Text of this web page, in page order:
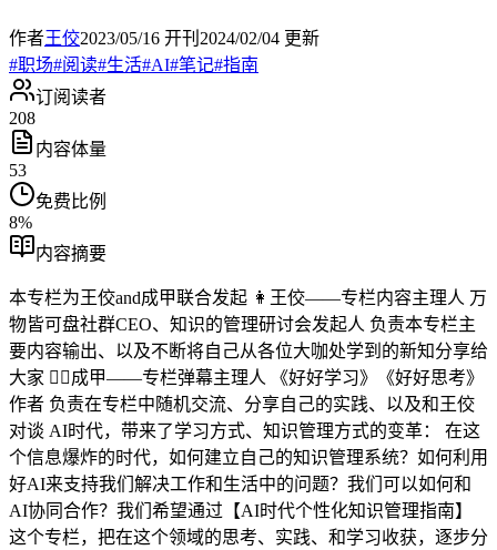
作者王佼2023/05/16 开刊 2024/02/04 更新
#职场#阅读#生活#AI#笔记#指南
订阅读者
208
内容体量
53
免费比例
8%
内容摘要
本专栏为王佼and成甲联合发起 👩王佼——专栏内容主理人 万
物皆可盘社群CEO、知识的管理研讨会发起人 负责本专栏主
要内容输出、以及不断将自己从各位大咖处学到的新知分享给
大家 👱‍♂️成甲——专栏弹幕主理人 《好好学习》《好好思考》
作者 负责在专栏中随机交流、分享自己的实践、以及和王佼
对谈 AI时代，带来了学习方式、知识管理方式的变革： 在这
个信息爆炸的时代，如何建立自己的知识管理系统？如何利用
好AI来支持我们解决工作和生活中的问题？我们可以如何和
AI协同合作？我们希望通过【AI时代个性化知识管理指南】
这个专栏，把在这个领域的思考、实践、和学习收获，逐步分